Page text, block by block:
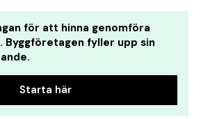
för att hinna genomföra
fyller upp sin
Starta här